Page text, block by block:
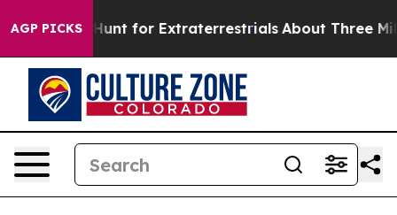
AGP PICKSto Hunt for Extraterrestrials About Three